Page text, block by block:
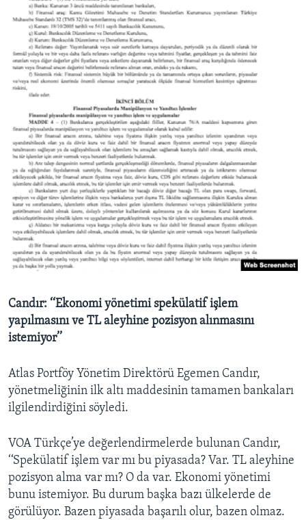
Candır: ‘‘Ekonomi yönetimi spekülatif işlem
yapılmasını ve TL aleyhine pozisyon alınmasını
istemiyor’’
Atlas Portföy Yönetim Direktörü Egemen Candır,
yönetmeliğinin ilk altı maddesinin tamamen bankaları
ilgilendirdiğini söyledi.
VOA Türkçe’ye değerlendirmelerde bulunan Candır,
‘‘Spekülatif işlem var mı bu piyasada? Var. TL aleyhine
pozisyon alma var mı? O da var. Ekonomi yönetimi
bunu istemiyor. Bu durum başka bazı ülkelerde de
görülüyor. Bazen piyasada başarılı olur, bazen olmaz.